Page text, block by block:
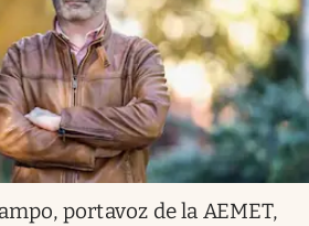
portavoz de la AEMET,